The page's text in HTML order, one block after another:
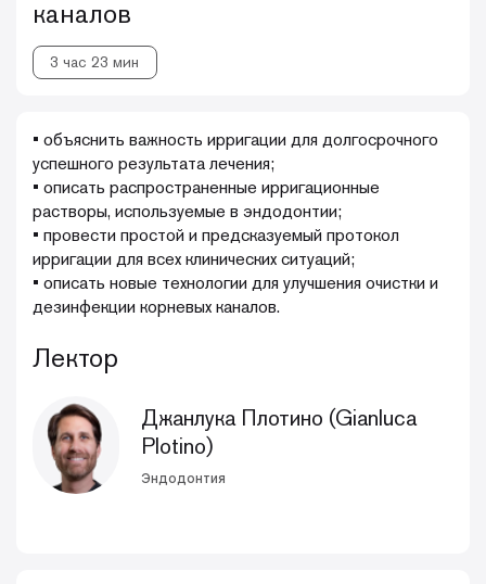
каналов
3 час 23 мин
• объяснить важность ирригации для долгосрочного
успешного результата лечения;
• описать распространенные ирригационные
растворы, используемые в эндодонтии;
• провести простой и предсказуемый протокол
ирригации для всех клинических ситуаций;
• описать новые технологии для улучшения очистки и
дезинфекции корневых каналов.
Лектор
Джанлука Плотино (Gianluca
Plotino)
Эндодонтия